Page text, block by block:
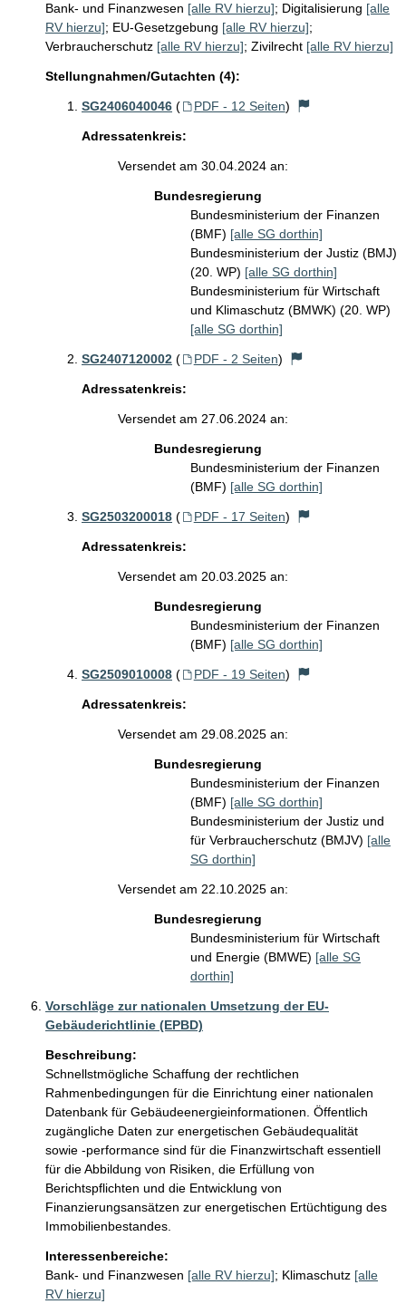
Bank- und Finanzwesen [alle RV hierzu]; Digitalisierung [alle
RV hierzu]; EU-Gesetzgebung [alle RV hierzu];
Verbraucherschutz [alle RV hierzu]; Zivilrecht [alle RV hierzu]
Stellungnahmen/Gutachten (4):
SG2406040046 ( PDF - 12 Seiten)
Adressatenkreis:
Versendet am 30.04.2024 an:
Bundesregierung
Bundesministerium der Finanzen
(BMF) [alle SG dorthin]
Bundesministerium der Justiz (BMJ)
(20. WP) [alle SG dorthin]
Bundesministerium für Wirtschaft
und Klimaschutz (BMWK) (20. WP)
[alle SG dorthin]
SG2407120002 ( PDF - 2 Seiten)
Adressatenkreis:
Versendet am 27.06.2024 an:
Bundesregierung
Bundesministerium der Finanzen
(BMF) [alle SG dorthin]
SG2503200018 ( PDF - 17 Seiten)
Adressatenkreis:
Versendet am 20.03.2025 an:
Bundesregierung
Bundesministerium der Finanzen
(BMF) [alle SG dorthin]
SG2509010008 ( PDF - 19 Seiten)
Adressatenkreis:
Versendet am 29.08.2025 an:
Bundesregierung
Bundesministerium der Finanzen
(BMF) [alle SG dorthin]
Bundesministerium der Justiz und
für Verbraucherschutz (BMJV) [alle
SG dorthin]
Versendet am 22.10.2025 an:
Bundesregierung
Bundesministerium für Wirtschaft
und Energie (BMWE) [alle SG
dorthin]
Vorschläge zur nationalen Umsetzung der EU-
Gebäuderichtlinie (EPBD)
Beschreibung:
Schnellstmögliche Schaffung der rechtlichen
Rahmenbedingungen für die Einrichtung einer nationalen
Datenbank für Gebäudeenergieinformationen. Öffentlich
zugängliche Daten zur energetischen Gebäudequalität
sowie -performance sind für die Finanzwirtschaft essentiell
für die Abbildung von Risiken, die Erfüllung von
Berichtspflichten und die Entwicklung von
Finanzierungsansätzen zur energetischen Ertüchtigung des
Immobilienbestandes.
Interessenbereiche:
Bank- und Finanzwesen [alle RV hierzu]; Klimaschutz [alle
RV hierzu]